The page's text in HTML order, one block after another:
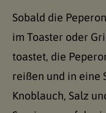
Sobald die
im Toaster oder
toastet, die
reißen und in eine
Knoblauch, Salz